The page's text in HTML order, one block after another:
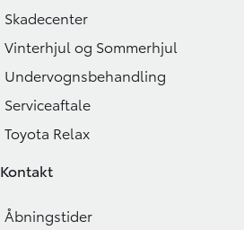
Skadecenter
Vinterhjul og Sommerhjul
Undervognsbehandling
Serviceaftale
Toyota Relax
Kontakt
Åbningstider